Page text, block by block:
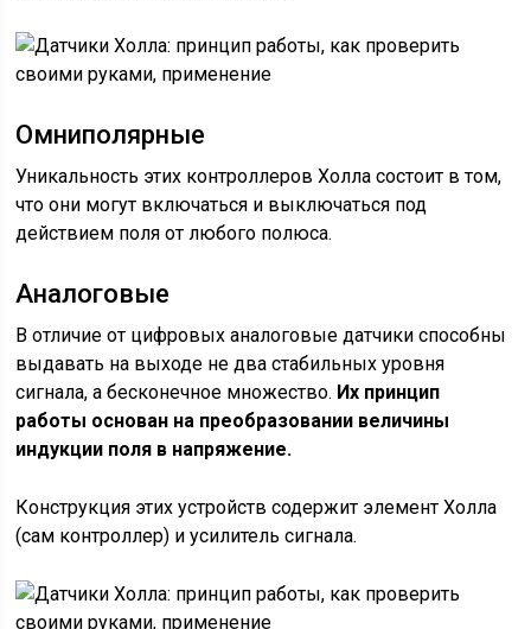
Омниполярные
Уникальность этих контроллеров Холла состоит в том,
что они могут включаться и выключаться под
действием поля от любого полюса.
Аналоговые
В отличие от цифровых аналоговые датчики способны
выдавать на выходе не два стабильных уровня
сигнала, а бесконечное множество. Их принцип
работы основан на преобразовании величины
индукции поля в напряжение.
Конструкция этих устройств содержит элемент Холла
(сам контроллер) и усилитель сигнала.